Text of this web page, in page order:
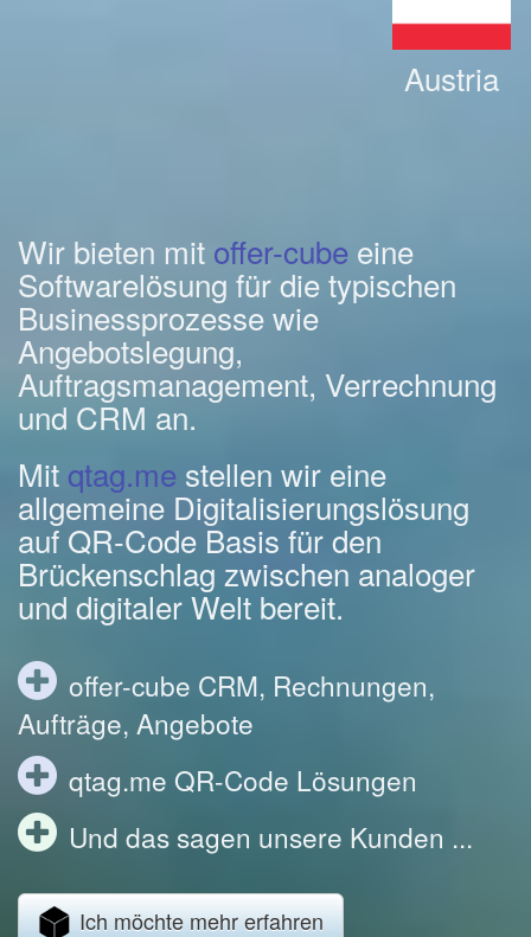
Austria
Wir bieten mit offer-cube eine
Softwarelösung für die typischen
Businessprozesse wie
Angebotslegung,
Auftragsmanagement, Verrechnung
und CRM an.
Mit qtag.me stellen wir eine
allgemeine Digitalisierungslösung
auf QR-Code Basis für den
Brückenschlag zwischen analoger
und digitaler Welt bereit.
offer-cube CRM, Rechnungen,
Aufträge, Angebote
qtag.me QR-Code Lösungen
Und das sagen unsere Kunden ...
Ich möchte mehr erfahren